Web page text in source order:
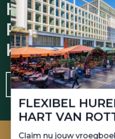
HUREN
PLEIN
JA, IK WIL MEER
FLEXIBEL
HART VAN
Claim nu jouw